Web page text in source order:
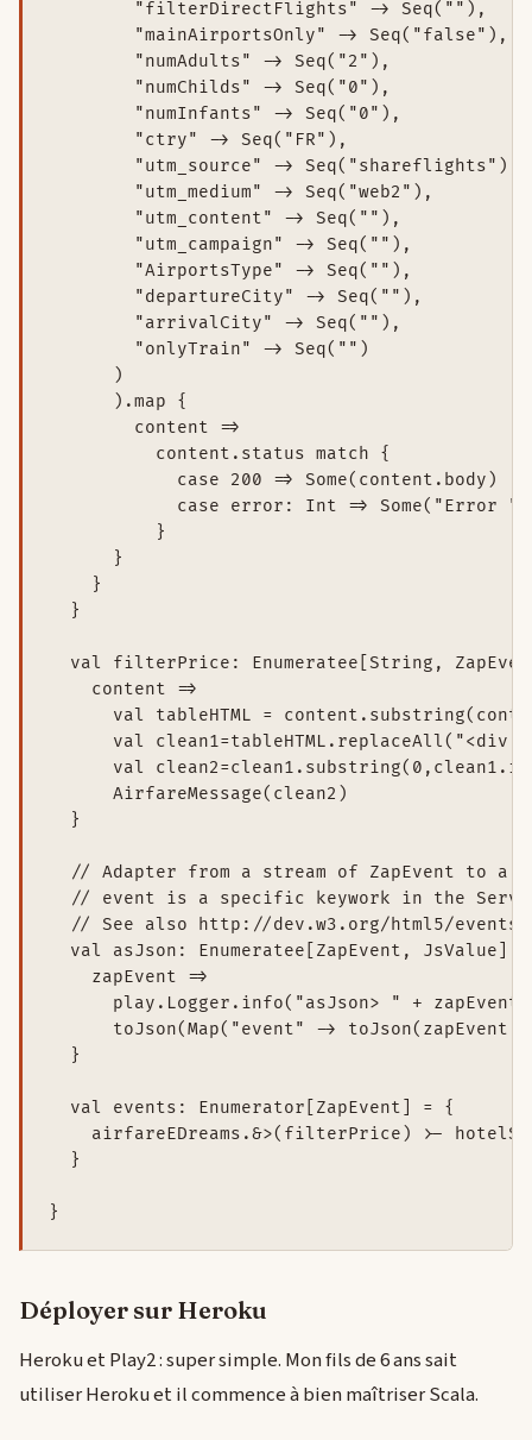
        "filterDirectFlights" -> Seq(""),
        "mainAirportsOnly" -> Seq("false"),
        "numAdults" -> Seq("2"),
        "numChilds" -> Seq("0"),
        "numInfants" -> Seq("0"),
        "ctry" -> Seq("FR"),
        "utm_source" -> Seq("shareflights"),
        "utm_medium" -> Seq("web2"),
        "utm_content" -> Seq(""),
        "utm_campaign" -> Seq(""),
        "AirportsType" -> Seq(""),
        "departureCity" -> Seq(""),
        "arrivalCity" -> Seq(""),
        "onlyTrain" -> Seq("")
      )
      ).map {
        content =>
          content.status match {
            case 200 => Some(content.body)
case error: Int => Some("Error "
          }
      }
    }
  }
val filterPrice: Enumeratee[String,
    content =>
val tableHTML =
val clean1=tableHTML.replaceAll("<div
val
      AirfareMessage(clean2)
  }
// Adapter from a stream of ZapEvent to a
// event is a specific keywork in the
// See also http://dev.w3.org/html5/
val asJson: Enumeratee[ZapEvent, JsValue]
    zapEvent =>
      play.Logger.info("asJson> " + zapEvent)
toJson(Map("event" ->
  }
  val events: Enumerator[ZapEvent] = {
airfareEDreams.&>(filterPrice) >-
  }
}
Déployer sur Heroku
Heroku et Play2 : super simple. Mon fils de 6 ans sait
utiliser Heroku et il commence à bien maîtriser Scala.